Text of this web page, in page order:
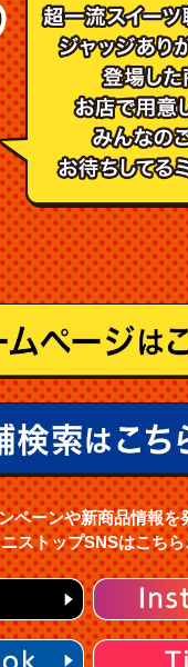
ペーンや新商品情報を
ストップSNSはこちら